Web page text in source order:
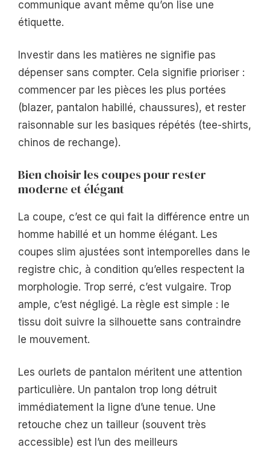
communique avant même qu’on lise une
étiquette.
Investir dans les matières ne signifie pas
dépenser sans compter. Cela signifie prioriser :
commencer par les pièces les plus portées
(blazer, pantalon habillé, chaussures), et rester
raisonnable sur les basiques répétés (tee-shirts,
chinos de rechange).
Bien choisir les coupes pour rester
moderne et élégant
La coupe, c’est ce qui fait la différence entre un
homme habillé et un homme élégant. Les
coupes slim ajustées sont intemporelles dans le
registre chic, à condition qu’elles respectent la
morphologie. Trop serré, c’est vulgaire. Trop
ample, c’est négligé. La règle est simple : le
tissu doit suivre la silhouette sans contraindre
le mouvement.
Les ourlets de pantalon méritent une attention
particulière. Un pantalon trop long détruit
immédiatement la ligne d’une tenue. Une
retouche chez un tailleur (souvent très
accessible) est l’un des meilleurs